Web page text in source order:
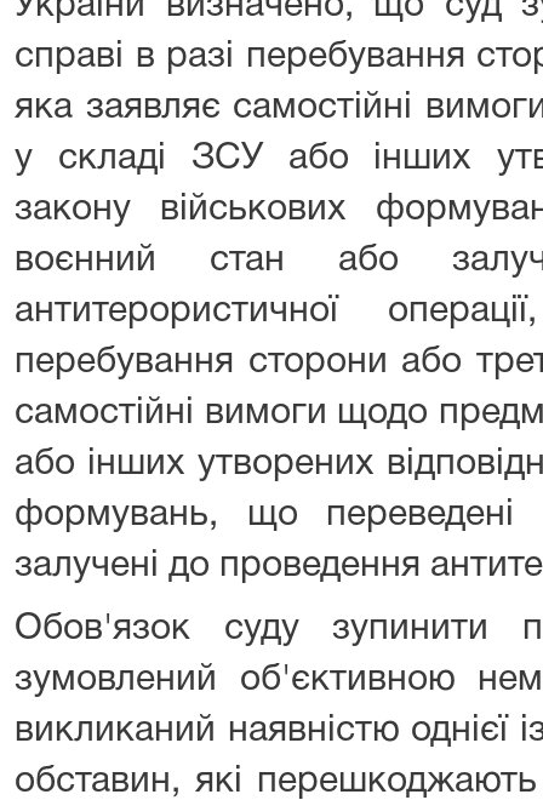
України визначено, що суд
справі в разі перебування
яка заявляє самостійні
у складі ЗСУ або інших
закону військових
воєнний стан або
антитерористичної
перебування сторони або
самостійні вимоги щодо
або інших утворених
формувань, що
залучені до проведення
Обов'язок суду зупинити
зумовлений об'єктивною
викликаний наявністю однієї
обставин, які